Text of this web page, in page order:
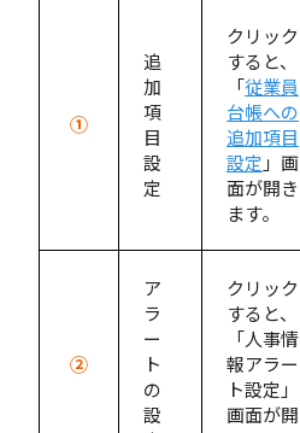
①
追
加
項
目
設
定
クリック
すると、
「従業員
台帳への
追加項目
設定 」画
面が開き
ます。
②
ア
ラ
ー
ト
の
設
クリック
すると、
「人事情
報アラー
ト設定」
画面が開